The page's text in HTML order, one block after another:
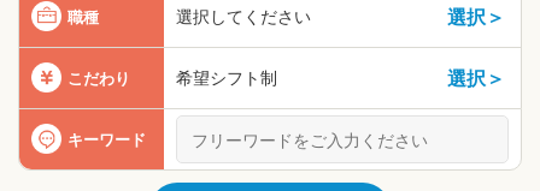
職種 選択してください 選択＞
こだわり 希望シフト制 選択＞
キーワード